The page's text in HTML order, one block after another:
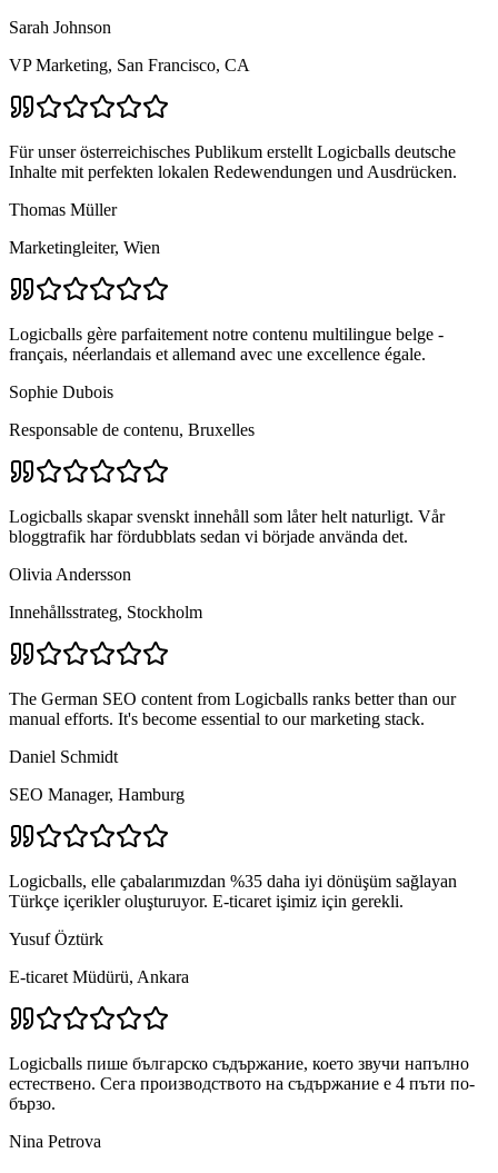
Sarah Johnson
VP Marketing, San Francisco, CA
Für unser österreichisches Publikum erstellt Logicballs deutsche
Inhalte mit perfekten lokalen Redewendungen und Ausdrücken.
Thomas Müller
Marketingleiter, Wien
Logicballs gère parfaitement notre contenu multilingue belge -
français, néerlandais et allemand avec une excellence égale.
Sophie Dubois
Responsable de contenu, Bruxelles
Logicballs skapar svenskt innehåll som låter helt naturligt. Vår
bloggtrafik har fördubblats sedan vi började använda det.
Olivia Andersson
Innehållsstrateg, Stockholm
The German SEO content from Logicballs ranks better than our
manual efforts. It's become essential to our marketing stack.
Daniel Schmidt
SEO Manager, Hamburg
Logicballs, elle çabalarımızdan %35 daha iyi dönüşüm sağlayan
Türkçe içerikler oluşturuyor. E-ticaret işimiz için gerekli.
Yusuf Öztürk
E-ticaret Müdürü, Ankara
Logicballs пише българско съдържание, което звучи напълно
естествено. Сега производството на съдържание е 4 пъти по-
бързо.
Nina Petrova